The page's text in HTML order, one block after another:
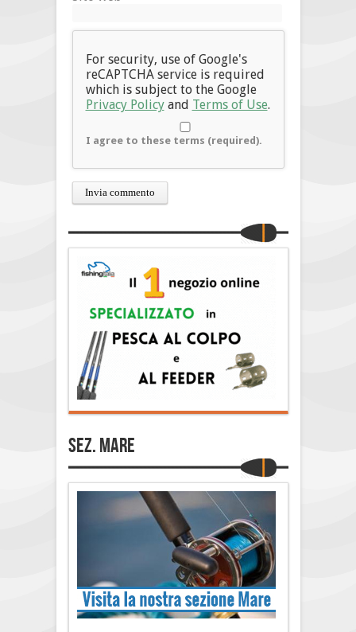
For security, use of Google's
reCAPTCHA service is required
which is subject to the Google
Privacy Policyand Terms of Use.
I agree to these terms (required).
Sez. Mare